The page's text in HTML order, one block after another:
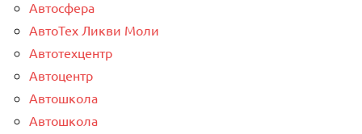
Автосфера
АвтоТех Ликви Моли
Автотехцентр
Автоцентр
Автошкола
Автошкола